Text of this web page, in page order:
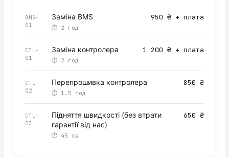
BMS-
01
Заміна BMS
⏱ 2 год
950 ₴ + плата
CTL-
01
Заміна контролера
⏱ 2 год
1 200 ₴ + плата
CTL-
02
Перепрошивка контролера
⏱ 1.5 год
850 ₴
CTL-
03
Підняття швидкості (без втрати
гарантії від нас)
⏱ 45 хв
650 ₴